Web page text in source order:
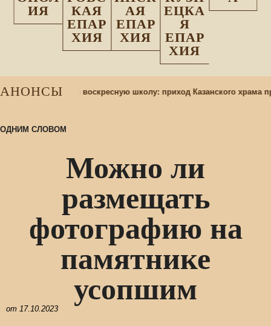
ИЯ
КАЯ
ЕПАР
ХИЯ
АЯ
ЕПАР
ХИЯ
ЕЦКА
Я
ЕПАР
ХИЯ
АНОНСЫ
Набор учащихся в воскресную школу: приход Казанского храма
ОДНИМ СЛОВОМ
Можно ли
размещать
фотографию на
памятнике
усопшим
от 17.10.2023